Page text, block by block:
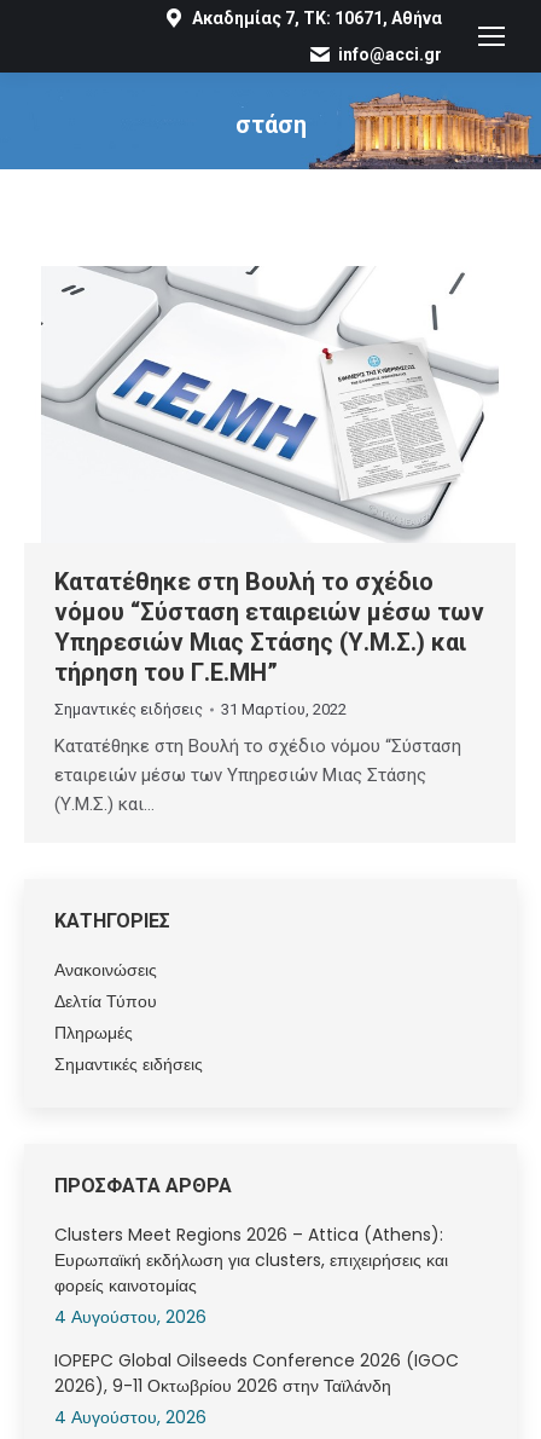
Ακαδημίας 7, ΤΚ: 10671, Αθήνα
info@acci.gr
στάση
You are here:
Κατατέθηκε στη Βουλή το σχέδιο
νόμου “Σύσταση εταιρειών μέσω των
Υπηρεσιών Μιας Στάσης (Υ.Μ.Σ.) και
τήρηση του Γ.Ε.ΜΗ”
Σημαντικές ειδήσεις 31 Μαρτίου, 2022
Κατατέθηκε στη Βουλή το σχέδιο νόμου “Σύσταση
εταιρειών μέσω των Υπηρεσιών Μιας Στάσης
(Υ.Μ.Σ.) και…
ΚΑΤΗΓΟΡΙΕΣ
Ανακοινώσεις
Δελτία Τύπου
Πληρωμές
Σημαντικές ειδήσεις
ΠΡΟΣΦΑΤΑ ΑΡΘΡΑ
Clusters Meet Regions 2026 – Attica (Athens):
Ευρωπαϊκή εκδήλωση για clusters, επιχειρήσεις και
φορείς καινοτομίας
4 Αυγούστου, 2026
IOPEPC Global Oilseeds Conference 2026 (IGOC
2026), 9-11 Οκτωβρίου 2026 στην Ταϊλάνδη
4 Αυγούστου, 2026